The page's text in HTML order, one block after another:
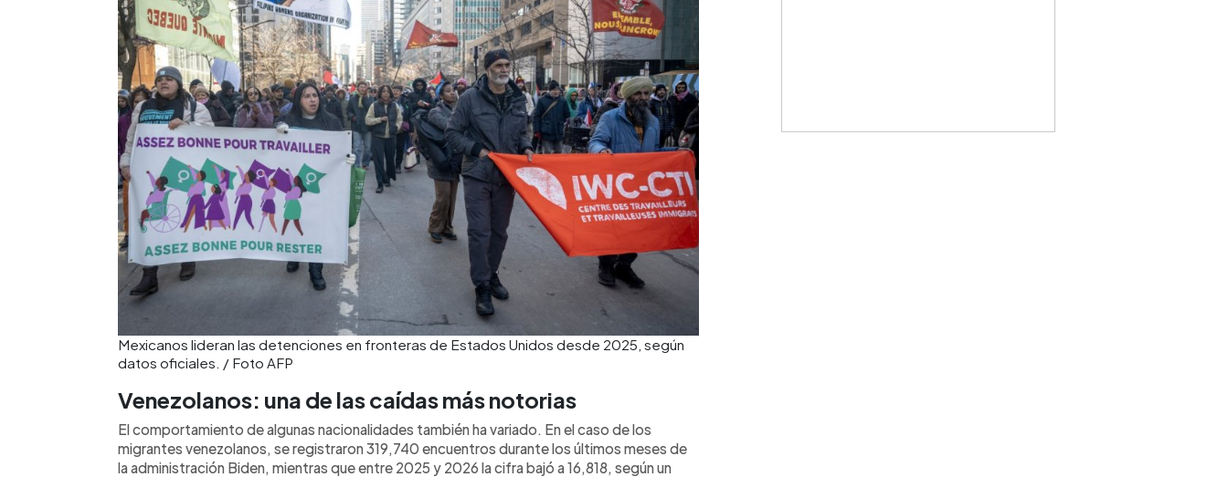
Mexicanos lideran las detenciones en fronteras de Estados Unidos desde 2025, según
datos oficiales. / Foto AFP
Venezolanos: una de las caídas más notorias
El comportamiento de algunas nacionalidades también ha variado. En el caso de los
migrantes venezolanos, se registraron 319,740 encuentros durante los últimos meses de
la administración Biden, mientras que entre 2025 y 2026 la cifra bajó a 16,818, según un